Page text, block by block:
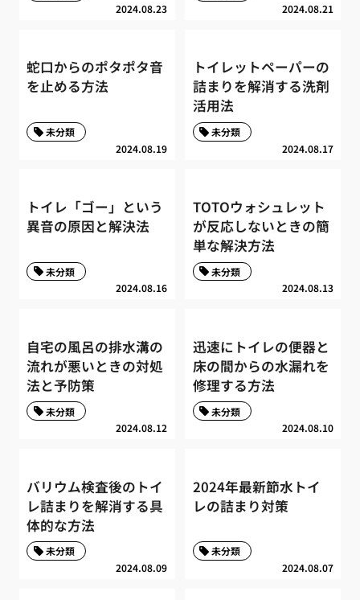
2024.08.23 2024.08.21
蛇口からのポタポタ音
を止める方法
2024.08.19
未分類
トイレットペーパーの
詰まりを解消する洗剤
活用法
2024.08.17
未分類
トイレ「ゴー」という
異音の原因と解決法
2024.08.16
未分類
TOTOウォシュレット
が反応しないときの簡
単な解決方法
2024.08.13
未分類
自宅の風呂の排水溝の
流れが悪いときの対処
法と予防策
2024.08.12
未分類
迅速にトイレの便器と
床の間からの水漏れを
修理する方法
2024.08.10
未分類
バリウム検査後のトイ
レ詰まりを解消する具
体的な方法
2024.08.09
未分類
2024年最新節水トイ
レの詰まり対策
2024.08.07
未分類